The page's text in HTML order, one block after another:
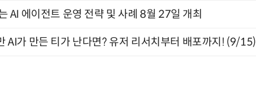
AI 에이전트 운영 전략 및 사례 8월 27일 개최
AI가 만든 티가 난다면? 유저 리서치부터 배포까지! (9/15)